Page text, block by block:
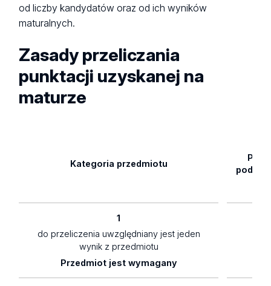
od liczby kandydatów oraz od ich wyników
maturalnych.
Zasady przeliczania
punktacji uzyskanej na
maturze
Kategoria przedmiotu
1
do przeliczenia uwzględniany jest jeden
wynik z przedmiotu
Przedmiot jest wymagany